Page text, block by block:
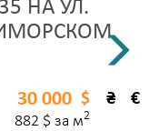
НА УЛ.
$ ₴ €
30 000
882 $ за м2